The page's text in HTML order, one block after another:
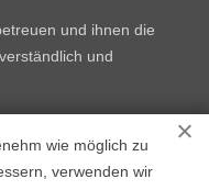
wie möglich zu
verwenden wir
und ihnen die
und